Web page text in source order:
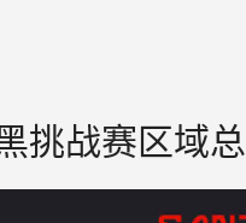
挑战赛区域